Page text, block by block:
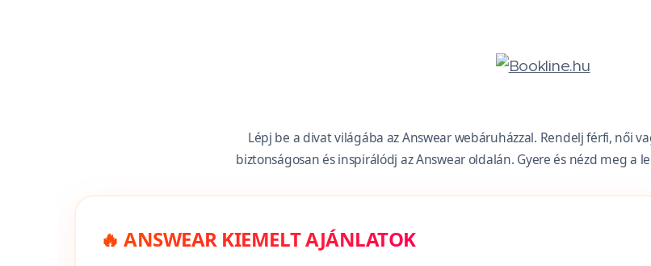
Lépj be a divat világába az Answear webáruházzal. Rendelj férfi, női
biztonságosan és inspirálódj az Answear oldalán. Gyere és nézd meg a
🔥 ANSWEAR KIEMELT AJÁNLATOK